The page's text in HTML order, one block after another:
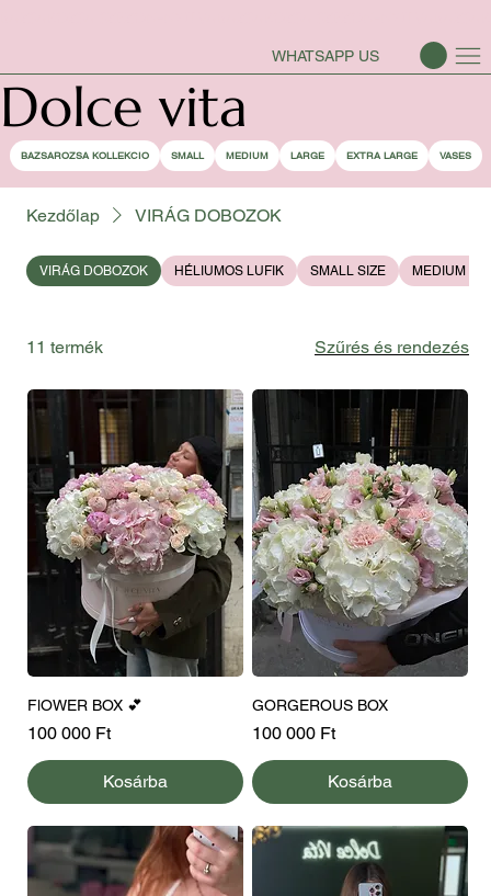
WHATSAPP US
Dolce vita
BAZSAROZSA KOLLEKCIO SMALL MEDIUM LARGE EXTRA LARGE VASES
Kezdőlap VIRÁG DOBOZOK
VIRÁG DOBOZOK HÉLIUMOS LUFIK SMALL SIZE MEDIUM
11 termék Szűrés és rendezés
FlOWER BOX 💕
Ár
100 000 Ft
Kosárba
GORGEROUS BOX
Ár
100 000 Ft
Kosárba